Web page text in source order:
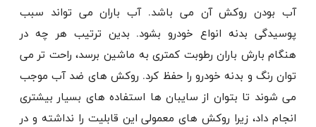
آب بودن روکش آن می باشد. آب باران می تواند سبب
پوسیدگی بدنه انواع خودرو بشود. بدین ترتیب هر چه در
هنگام بارش باران رطوبت کمتری به ماشین برسد، راحت تر می
توان رنگ و بدنه خودرو را حفظ کرد. روکش های ضد آب موجب
می شوند تا بتوان از سایبان ها استفاده های بسیار بیشتری
انجام داد، زیرا روکش های معمولی این قابلیت را نداشته و در